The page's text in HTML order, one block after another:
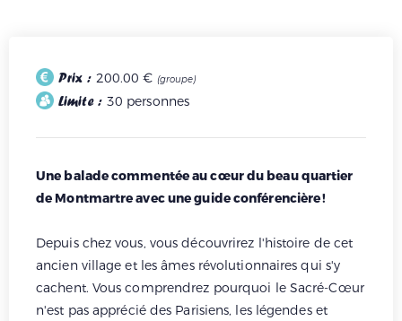
Prix : 200.00 € (groupe)
Limite : 30 personnes
Une balade commentée au cœur du beau quartier
de Montmartre avec une guide conférencière !
Depuis chez vous, vous découvrirez l'histoire de cet
ancien village et les âmes révolutionnaires qui s'y
cachent. Vous comprendrez pourquoi le Sacré-Cœur
n'est pas apprécié des Parisiens, les légendes et